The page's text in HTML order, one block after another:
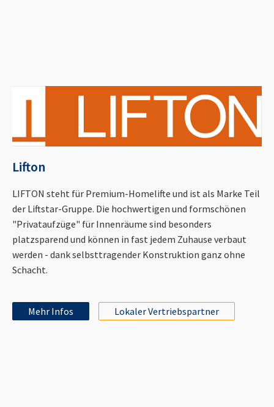
Lifton
LIFTON steht für Premium-Homelifte und ist als Marke Teil
der Liftstar-Gruppe. Die hochwertigen und formschönen
"Privataufzüge" für Innenräume sind besonders
platzsparend und können in fast jedem Zuhause verbaut
werden - dank selbsttragender Konstruktion ganz ohne
Schacht.
Mehr Infos Lokaler Vertriebspartner